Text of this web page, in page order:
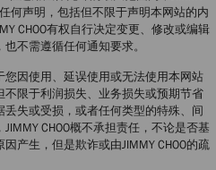
何声明，包括但不限于声明本网站的内
CHOO有权自行决定变更、修改或编辑
不需遵循任何通知要求。
因使用、延误使用或无法使用本网站
限于利润损失、业务损失或预期节省
失或受损，或者任何类型的特殊、间
CHOO概不承担责任，不论是否基
产生，但是欺诈或由JIMMY CHOO的疏